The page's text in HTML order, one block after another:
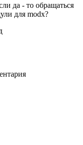
да - то обращаться
для modx?